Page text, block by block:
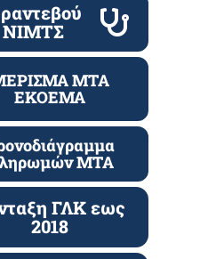
ΝΙΜΤΣ
ΜΤΑ
ΕΚΟΕΜΑ
ΜΤΑ
ΓΛΚ εως
2018